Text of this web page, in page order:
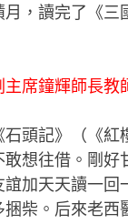
，讀完了《
席鐘輝師長教
頭記》（《
想往借。剛
加天天讀一
柴。后來老